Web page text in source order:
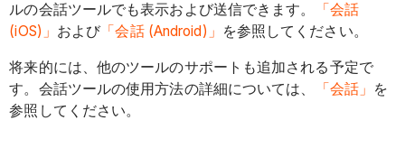
ルの会話ツールでも表示および送信できます。
「会話
(iOS)」 および「会話 (Android)」 を参照してください。
将来的には、他のツールのサポートも追加される予定で
す。会話ツールの使用方法の詳細については、
「会話」 を
参照してください。